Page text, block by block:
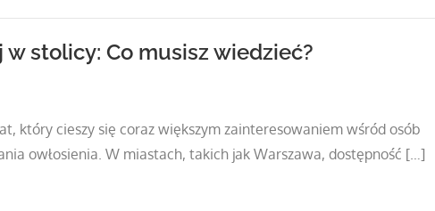
stolicy: Co musisz wiedzieć?
który cieszy się coraz większym zainteresowaniem wśród osób
owłosienia. W miastach, takich jak Warszawa, dostępność […]